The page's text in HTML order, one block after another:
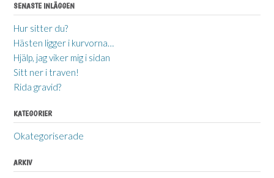
SENASTE INLÄGGEN
Hur sitter du?
Hästen ligger i kurvorna…
Hjälp, jag viker mig i sidan
Sitt ner i traven!
Rida gravid?
KATEGORIER
Okategoriserade
ARKIV